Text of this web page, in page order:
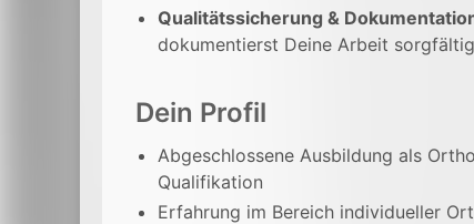
Qualitätssicherung &
dokumentierst Deine Arbeit
Dein Profil
Abgeschlossene Ausbildung als
Qualifikation
Erfahrung im Bereich individueller